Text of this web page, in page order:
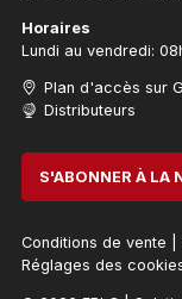
Horaires
Lundi au vendredi:
Plan d'accès sur
Distributeurs
S'ABONNER À LA
Conditions de vente
Réglages des